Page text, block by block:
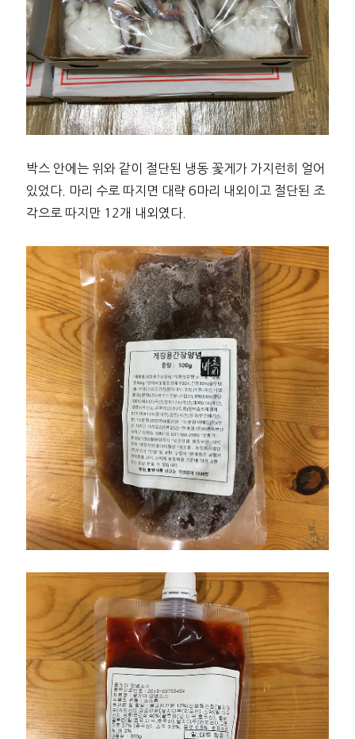
박스 안에는 위와 같이 절단된 냉동 꽃게가 가지런히 얼어
있었다. 마리 수로 따지면 대략 6마리 내외이고 절단된 조
각으로 따지만 12개 내외였다.